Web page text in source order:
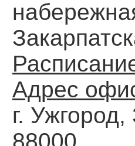
Адрес
г.